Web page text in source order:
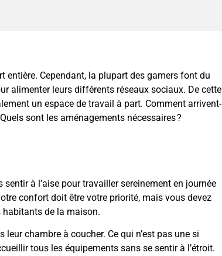
entière. Cependant, la plupart des gamers font du
alimenter leurs différents réseaux sociaux. De cette
un espace de travail à part. Comment arrivent-
sont les aménagements nécessaires ?
à l’aise pour travailler sereinement en journée
confort doit être votre priorité, mais vous devez
habitants de la maison.
chambre à coucher. Ce qui n’est pas une si
tous les équipements sans se sentir à l’étroit.